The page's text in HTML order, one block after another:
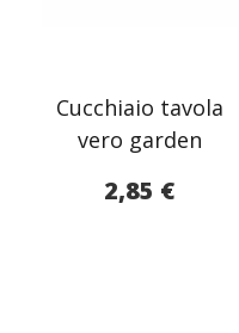
Cucchiaio tavola
vero garden
2,85 €